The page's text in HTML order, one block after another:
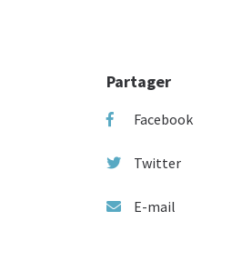
Partager
Facebook
Twitter
E-mail